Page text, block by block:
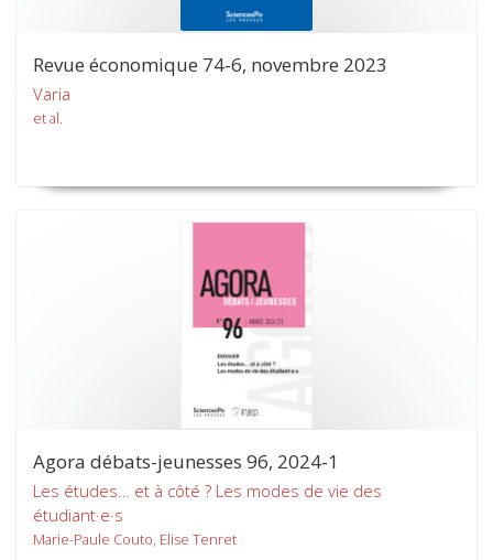
Revue économique 74-6, novembre 2023
Varia
et al.
Agora débats-jeunesses 96, 2024-1
Les études… et à côté ? Les modes de vie des
étudiant·e·s
Marie-Paule Couto, Elise Tenret